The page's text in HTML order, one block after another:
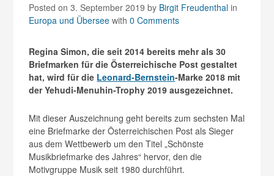
Posted on 3. September 2019by Birgit Freudenthal in
Europa und Übersee with0 Comments
Regina Simon, die seit 2014 bereits mehr als 30
Briefmarken für die Österreichische Post gestaltet
hat, wird für die Leonard-Bernstein-Marke 2018 mit
der Yehudi-Menuhin-Trophy 2019 ausgezeichnet.
Mit dieser Auszeichnung geht bereits zum sechsten Mal
eine Briefmarke der Österreichischen Post als Sieger
aus dem Wettbewerb um den Titel „Schönste
Musikbriefmarke des Jahres“ hervor, den die
Motivgruppe Musik seit 1980 durchführt.